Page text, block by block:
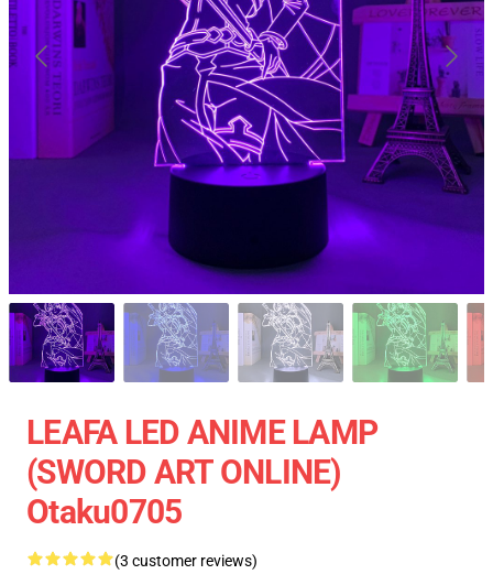
LEAFA LED ANIME LAMP
(SWORD ART ONLINE)
Otaku0705
(3 customer reviews)